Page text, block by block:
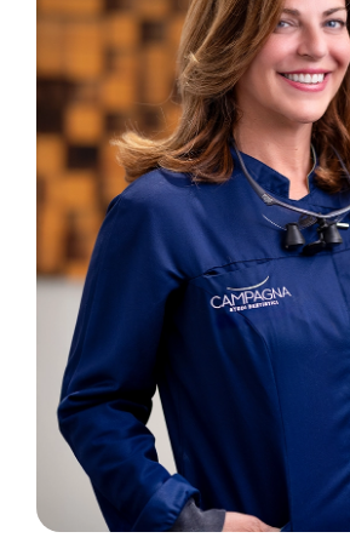
Tecnologie
Dicono di noi
Magazine
Contatti